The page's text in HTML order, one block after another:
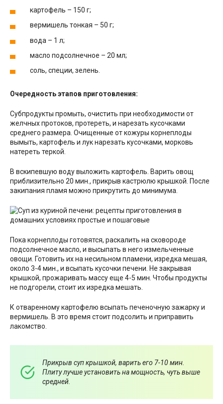
картофель – 150 г;
вермишель тонкая – 50 г;
вода – 1 л;
масло подсолнечное – 20 мл;
соль, специи, зелень.
Очередность этапов приготовления:
Субпродукты промыть, очистить при необходимости от
желчных протоков, протереть, и нарезать кусочками
среднего размера. Очищенные от кожуры корнеплоды
вымыть, картофель и лук нарезать кусочками, морковь
натереть теркой.
В вскипевшую воду выложить картофель. Варить овощ
приблизительно 20 мин., прикрыв кастрюлю крышкой. После
закипания пламя можно прикрутить до минимума.
Пока корнеплоды готовятся, раскалить на сковороде
подсолнечное масло, и высыпать в него измельченные
овощи. Готовить их на несильном пламени, изредка мешая,
около 3-4 мин., и всыпать кусочки печени. Не закрывая
крышкой, прожаривать массу еще 4-5 мин. Чтобы продукты
не подгорели, стоит их изредка мешать.
К отваренному картофелю всыпать печеночную зажарку и
вермишель. В это время стоит подсолить и приправить
лакомство.
Прикрыв суп крышкой, варить его 7-10 мин.
Плиту лучше установить на мощность, чуть выше
средней.